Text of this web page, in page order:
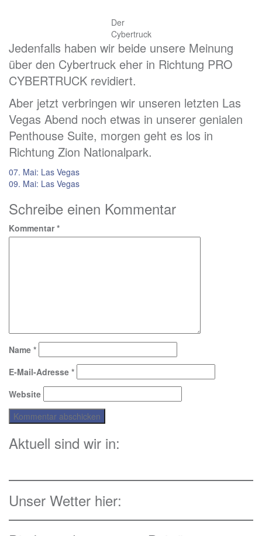
Der
Cybertruck
Jedenfalls haben wir beide unsere Meinung
über den Cybertruck eher in Richtung PRO
CYBERTRUCK revidiert.
Aber jetzt verbringen wir unseren letzten Las
Vegas Abend noch etwas in unserer genialen
Penthouse Suite, morgen geht es los in
Richtung Zion Nationalpark.
Beitragsnavigation
07. Mai: Las Vegas
09. Mai: Las Vegas
Schreibe einen Kommentar
Kommentar*
Name *
E-Mail-Adresse *
Website
Aktuell sind wir in:
Unser Wetter hier: